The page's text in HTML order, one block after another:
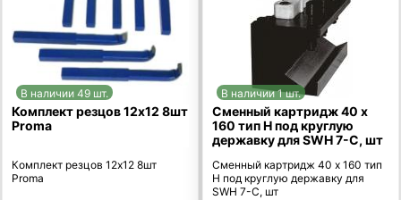
В наличии 49 шт.
Комплект резцов 12х12 8шт
Proma
Комплект резцов 12х12 8шт
Proma
В наличии 1 шт.
Сменный картридж 40 х
160 тип H под круглую
державку для SWH 7-С, шт
Сменный картридж 40 х 160 тип
H под круглую державку для
SWH 7-С, шт